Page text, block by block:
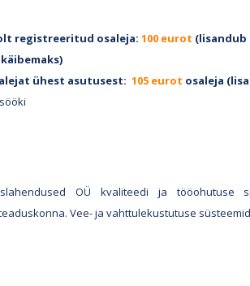
registreeritud osaleja: 100 eurot (lisandub
ühest asutusest: 105 eurot osaleja
OÜ kvaliteedi ja tööohutuse
Vee- ja vahttulekustutuse